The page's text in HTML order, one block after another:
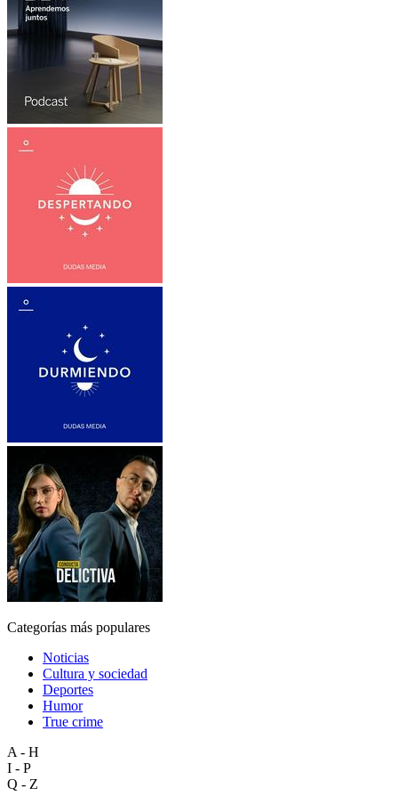
Categorías más populares
Noticias
Cultura y sociedad
Deportes
Humor
True crime
A - H
I - P
Q - Z